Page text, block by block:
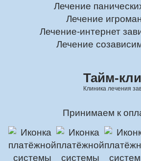
Лечение
Лечение
Лечение-интернет
Лечение
Тайм-
Клиника лечения
Принимаем к